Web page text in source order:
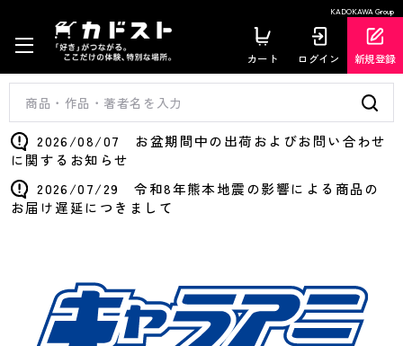
KADOKAWA Group
カート ログイン 新規登録
2026/08/07 お盆期間中の出荷およびお問い合わせ
に関するお知らせ
2026/07/29 令和8年熊本地震の影響による商品の
お届け遅延につきまして